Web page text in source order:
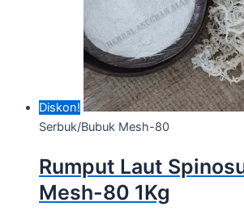
Diskon!
Serbuk/Bubuk Mesh-80
Rumput Laut
Mesh-80 1Kg